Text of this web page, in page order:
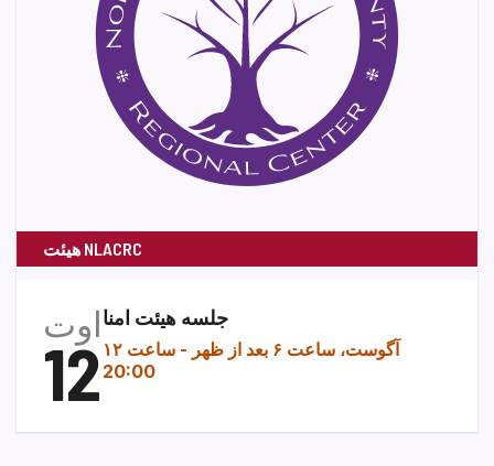
هیئت NLACRC
اوت
12
جلسه هیئت امنا
۱۲ آگوست، ساعت ۶ بعد از ظهر - ساعت
20:00